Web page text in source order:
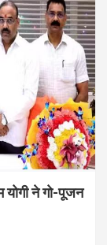
योगी ने गो-पूजन